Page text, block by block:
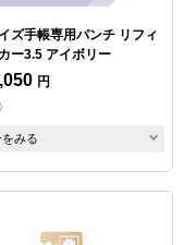
ズ手帳専用パンチ リフィ
ー3.5 アイボリー
円
みる